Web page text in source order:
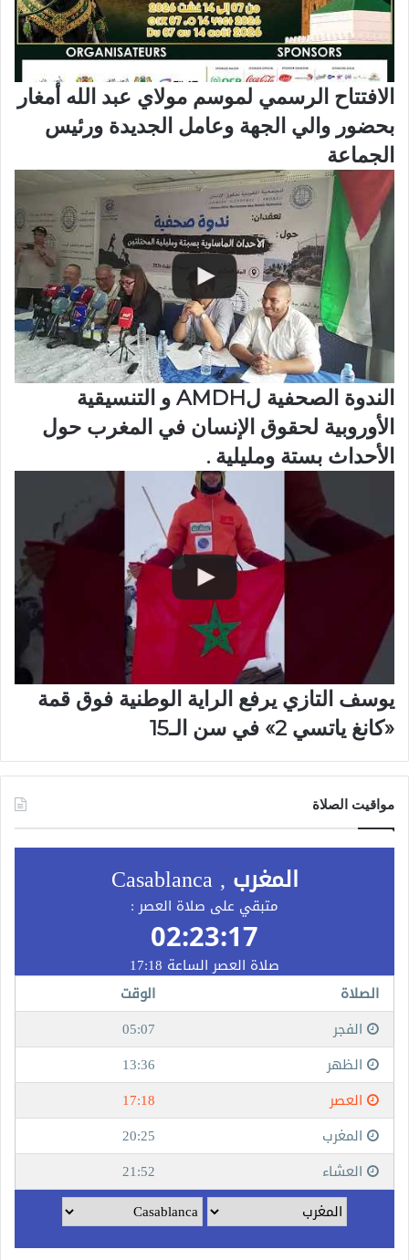
الافتتاح الرسمي لموسم مولاي عبد الله أمغار
بحضور والي الجهة وعامل الجديدة ورئيس
الجماعة
الندوة الصحفية لAMDH و التنسيقية
الأوروبية لحقوق الإنسان في المغرب حول
الأحداث بستة ومليلية .
يوسف التازي يرفع الراية الوطنية فوق قمة
«كانغ ياتسي 2» في سن الـ15
مواقيت الصلاة